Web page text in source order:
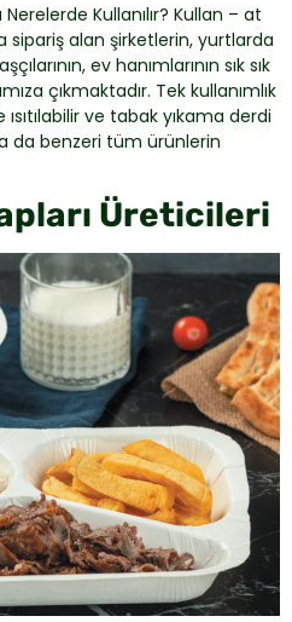
Nerelerde Kullanılır? Kullan – at
sipariş alan şirketlerin, yurtlarda
ev hanımlarının sık sık
çıkmaktadır. Tek kullanımlık
ve tabak yıkama derdi
da benzeri tüm ürünlerin
Üreticileri